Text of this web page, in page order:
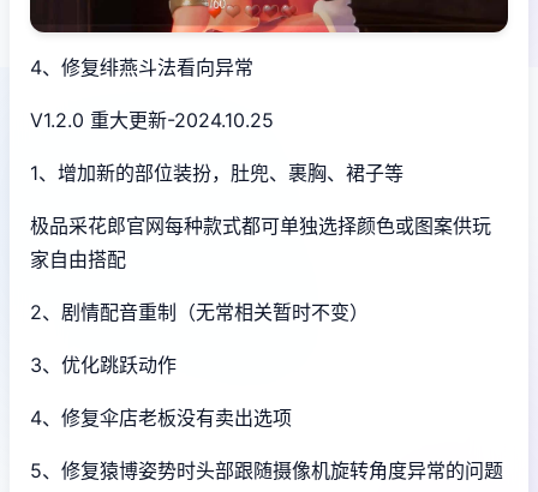
4、修复绯燕斗法看向异常
V1.2.0 重大更新-2024.10.25
1、增加新的部位装扮，肚兜、裹胸、裙子等
极品采花郎官网每种款式都可单独选择颜色或图案供玩
家自由搭配
2、剧情配音重制（无常相关暂时不变）
3、优化跳跃动作
4、修复伞店老板没有卖出选项
5、修复猿博姿势时头部跟随摄像机旋转角度异常的问题